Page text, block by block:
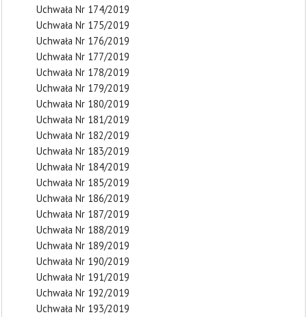
Uchwała Nr 174/2019
Uchwała Nr 175/2019
Uchwała Nr 176/2019
Uchwała Nr 177/2019
Uchwała Nr 178/2019
Uchwała Nr 179/2019
Uchwała Nr 180/2019
Uchwała Nr 181/2019
Uchwała Nr 182/2019
Uchwała Nr 183/2019
Uchwała Nr 184/2019
Uchwała Nr 185/2019
Uchwała Nr 186/2019
Uchwała Nr 187/2019
Uchwała Nr 188/2019
Uchwała Nr 189/2019
Uchwała Nr 190/2019
Uchwała Nr 191/2019
Uchwała Nr 192/2019
Uchwała Nr 193/2019